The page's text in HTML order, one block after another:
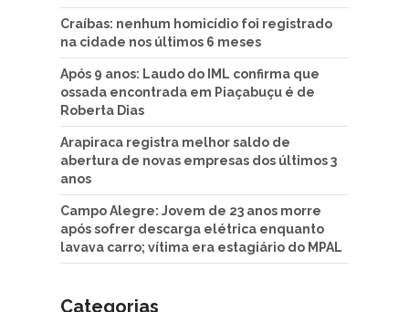
Craíbas: nenhum homicídio foi registrado
na cidade nos últimos 6 meses
Após 9 anos: Laudo do IML confirma que
ossada encontrada em Piaçabuçu é de
Roberta Dias
Arapiraca registra melhor saldo de
abertura de novas empresas dos últimos 3
anos
Campo Alegre: Jovem de 23 anos morre
após sofrer descarga elétrica enquanto
lavava carro; vítima era estagiário do MPAL
Categorias